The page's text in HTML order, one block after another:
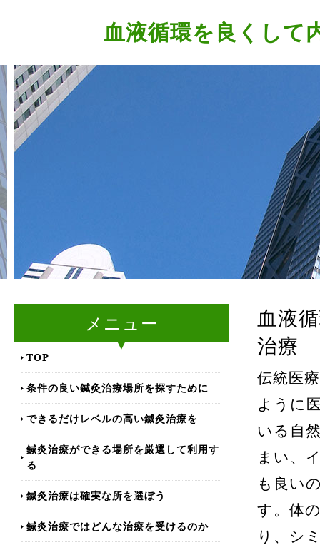
血液循環を良くして
血液
治療
伝統医
ように
いる自
まい、
も良い
す。体
り、シ
メニュー
TOP
条件の良い鍼灸治療場所を探すために
できるだけレベルの高い鍼灸治療を
鍼灸治療ができる場所を厳選して利用す
る
鍼灸治療は確実な所を選ぼう
鍼灸治療ではどんな治療を受けるのか